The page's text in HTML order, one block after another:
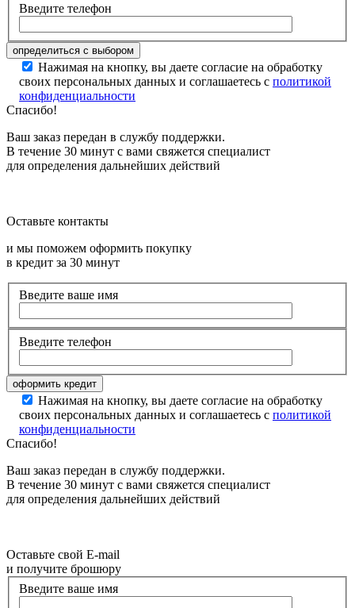
Введите телефон
Нажимая на кнопку, вы даете согласие на обработку
своих персональных данных и соглашаетесь с политикой
конфиденциальности
Спасибо!
Ваш заказ передан в службу поддержки.
В течение 30 минут с вами свяжется специалист
для определения дальнейших действий
Оставьте контакты
и мы поможем оформить покупку
в кредит за 30 минут
Введите ваше имя
Введите телефон
Нажимая на кнопку, вы даете согласие на обработку
своих персональных данных и соглашаетесь с политикой
конфиденциальности
Спасибо!
Ваш заказ передан в службу поддержки.
В течение 30 минут с вами свяжется специалист
для определения дальнейших действий
Оставьте свой E-mail
и получите брошюру
Введите ваше имя